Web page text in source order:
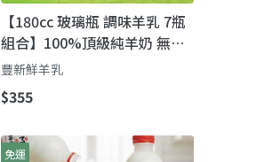
【180cc 玻璃瓶 調味羊乳 7瓶
組合】100%頂級純羊奶 無乳
化劑 消泡劑 人工色素 人工香
豐新鮮羊乳
$355
免運